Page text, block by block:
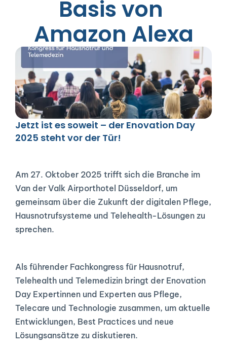
Basis von
Amazon Alexa
Jetzt ist es soweit – der Enovation Day
2025 steht vor der Tür!
Am 27. Oktober 2025 trifft sich die Branche im
Van der Valk Airporthotel Düsseldorf, um
gemeinsam über die Zukunft der digitalen Pflege,
Hausnotrufsysteme und Telehealth-Lösungen zu
sprechen.
Als führender Fachkongress für Hausnotruf,
Telehealth und Telemedizin bringt der Enovation
Day Expertinnen und Experten aus Pflege,
Telecare und Technologie zusammen, um aktuelle
Entwicklungen, Best Practices und neue
Lösungsansätze zu diskutieren.